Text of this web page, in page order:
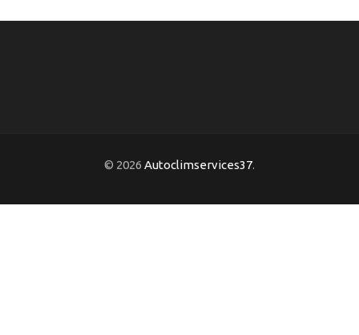
© 2026 Autoclimservices37.